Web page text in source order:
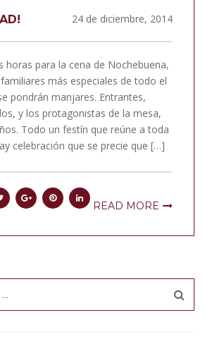
24 de diciembre, 2014
horas para la cena de Nochebuena,
más especiales de todo el
pondrán manjares. Entrantes,
y los protagonistas de la mesa,
Todo un festín que reúne a toda
celebración que se precie que […]
READ MORE